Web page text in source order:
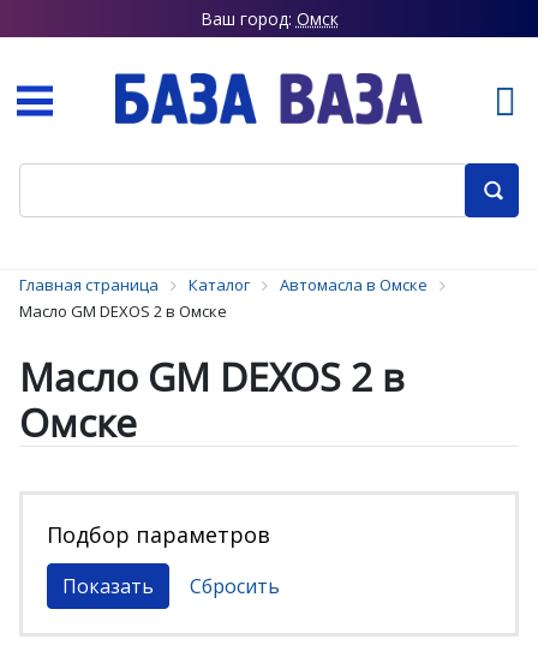
Ваш город: Омск
Главная страница Каталог
Автомасла в Омске
Масло GM DEXOS 2 в Омске
Масло GM DEXOS 2 в
Омске
Подбор параметров